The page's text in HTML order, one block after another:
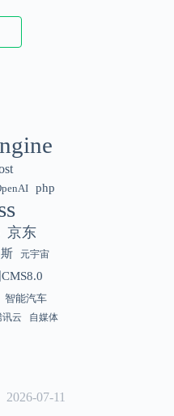
AI 落地实
平，基础
系统级代
模型
php
京东
元宇宙
智能汽车
讯云
自媒体
2026-07-11